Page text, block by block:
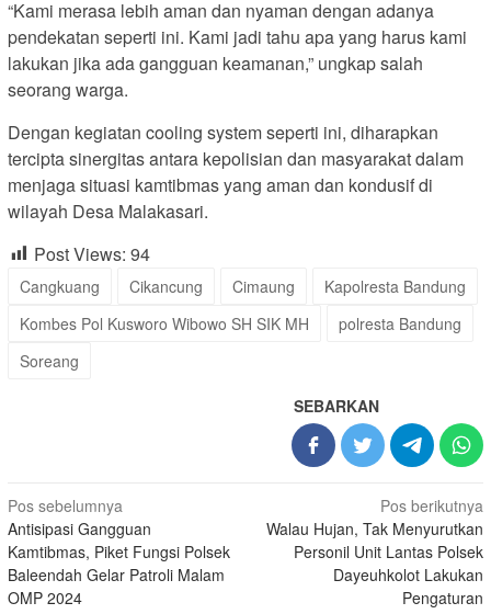
“Kami merasa lebih aman dan nyaman dengan adanya
pendekatan seperti ini. Kami jadi tahu apa yang harus kami
lakukan jika ada gangguan keamanan,” ungkap salah
seorang warga.
Dengan kegiatan cooling system seperti ini, diharapkan
tercipta sinergitas antara kepolisian dan masyarakat dalam
menjaga situasi kamtibmas yang aman dan kondusif di
wilayah Desa Malakasari.
Post Views: 94
Cangkuang Cikancung Cimaung
Kapolresta Bandung
Kombes Pol Kusworo Wibowo SH SIK MH
polresta Bandung
Soreang
SEBARKAN
Navigasi
pos
Pos sebelumnya
Antisipasi Gangguan
Kamtibmas, Piket Fungsi Polsek
Baleendah Gelar Patroli Malam
OMP 2024
Pos berikutnya
Walau Hujan, Tak Menyurutkan
Personil Unit Lantas Polsek
Dayeuhkolot Lakukan
Pengaturan